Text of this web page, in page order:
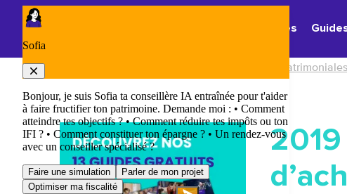
Panneau de gestion des cookies
Thématiques
Blog Patrimoine : les nouveautés patrimoniales